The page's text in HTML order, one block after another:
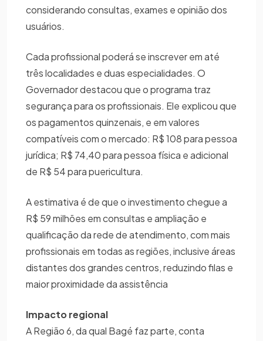
considerando consultas, exames e opinião dos
usuários.
Cada profissional poderá se inscrever em até
três localidades e duas especialidades. O
Governador destacou que o programa traz
segurança para os profissionais. Ele explicou que
os pagamentos quinzenais, e em valores
compatíveis com o mercado: R$ 108 para pessoa
jurídica; R$ 74,40 para pessoa física e adicional
de R$ 54 para puericultura.
A estimativa é de que o investimento chegue a
R$ 59 milhões em consultas e ampliação e
qualificação da rede de atendimento, com mais
profissionais em todas as regiões, inclusive áreas
distantes dos grandes centros, reduzindo filas e
maior proximidade da assistência
Impacto regional
A Região 6, da qual Bagé faz parte, conta